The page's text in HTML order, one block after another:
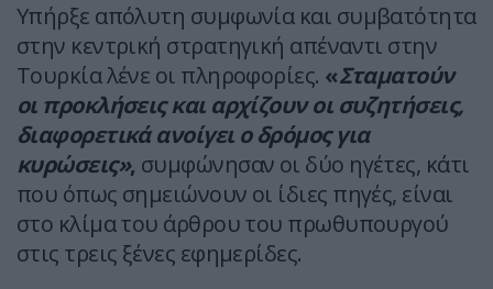
Υπήρξε απόλυτη συμφωνία και συμβατότητα
στην κεντρική στρατηγική απέναντι στην
Τουρκία λένε οι πληροφορίες. «Σταματούν
οι προκλήσεις και αρχίζουν οι συζητήσεις,
διαφορετικά ανοίγει ο δρόμος για
κυρώσεις», συμφώνησαν οι δύο ηγέτες, κάτι
που όπως σημειώνουν οι ίδιες πηγές, είναι
στο κλίμα του άρθρου του πρωθυπουργού
στις τρεις ξένες εφημερίδες.